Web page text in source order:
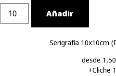
Añadir
Serigrafía 10x10cm
desde
+Cliche